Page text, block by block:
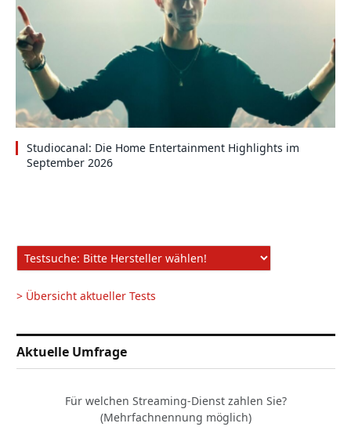
Studiocanal: Die Home Entertainment Highlights im
September 2026
> Übersicht aktueller Tests
Aktuelle Umfrage
Für welchen Streaming-Dienst zahlen Sie?
(Mehrfachnennung möglich)